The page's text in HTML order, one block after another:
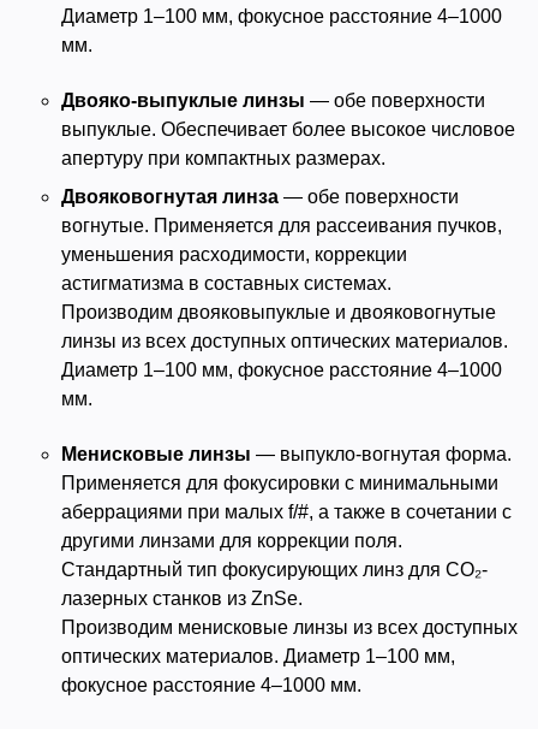
Диаметр 1–100 мм, фокусное расстояние 4–1000
мм.
Двояко-выпуклые линзы — обе поверхности
выпуклые. Обеспечивает более высокое числовое
апертуру при компактных размерах.
Двояковогнутая линза — обе поверхности
вогнутые. Применяется для рассеивания пучков,
уменьшения расходимости, коррекции
астигматизма в составных системах.
Производим двояковыпуклые и двояковогнутые
линзы из всех доступных оптических материалов.
Диаметр 1–100 мм, фокусное расстояние 4–1000
мм.
Менисковые линзы — выпукло-вогнутая форма.
Применяется для фокусировки с минимальными
аберрациями при малых f/#, а также в сочетании с
другими линзами для коррекции поля.
Стандартный тип фокусирующих линз для CO₂-
лазерных станков из ZnSe.
Производим менисковые линзы из всех доступных
оптических материалов. Диаметр 1–100 мм,
фокусное расстояние 4–1000 мм.